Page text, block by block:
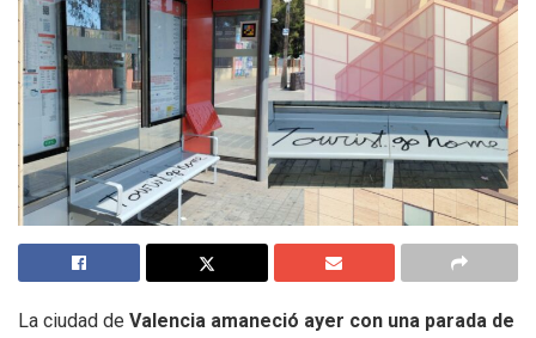
La ciudad de Valencia amaneció ayer con una parada de